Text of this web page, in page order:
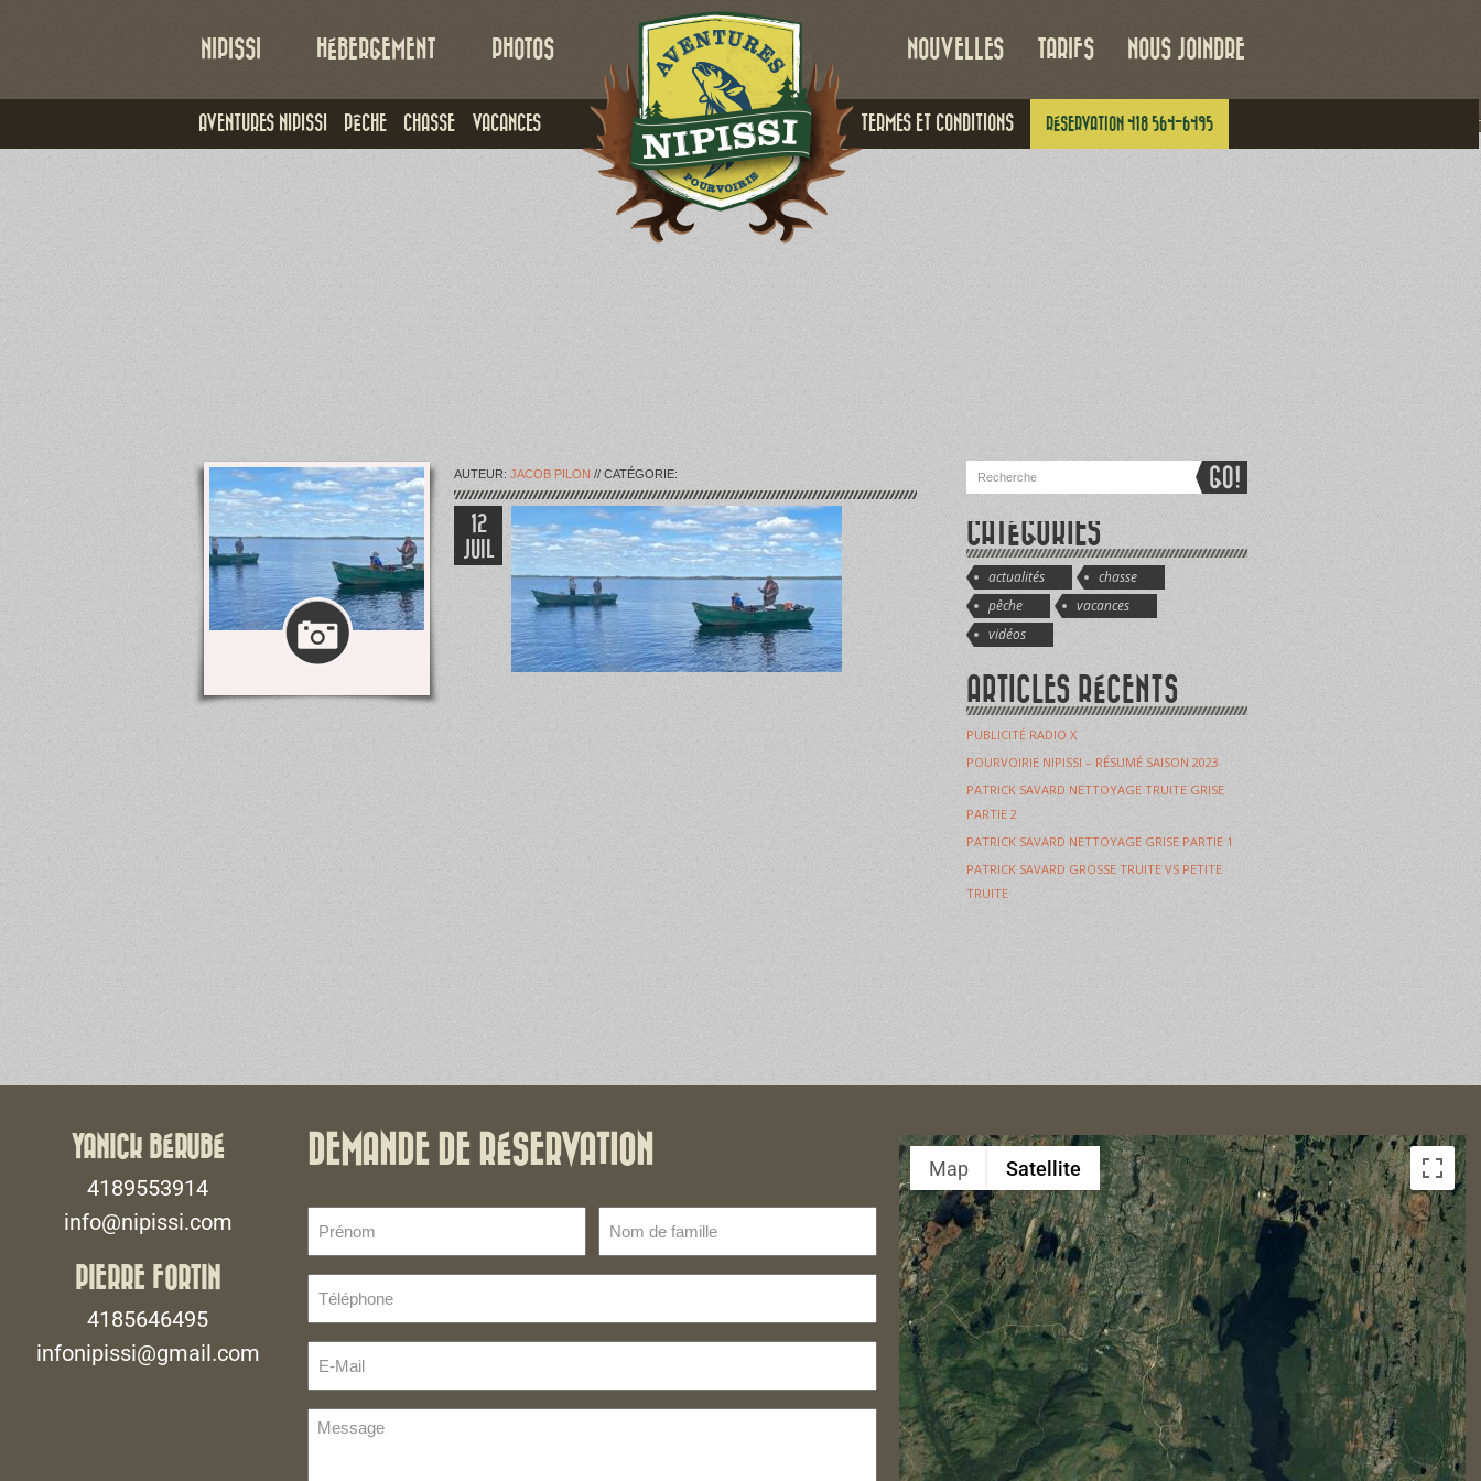
NIPISSI
AVENTURES NIPISSI PÊCHE CHASSE VACANCES TERMES ET CONDITIONS RÉSERVATION 418 564-6495
HÉBERGEMENT PHOTOS NOUVELLES TARIFS NOUS JOINDRE
AUTEUR: JACOB PILON // CATÉGORIE:
12
JUIL
CATÉGORIES
actualités
chasse
pêche
vacances
vidéos
ARTICLES RÉCENTS
PUBLICITÉ RADIO X
POURVOIRIE NIPISSI – RÉSUMÉ SAISON 2023
PATRICK SAVARD NETTOYAGE TRUITE GRISE
PARTIE 2
PATRICK SAVARD NETTOYAGE GRISE PARTIE 1
PATRICK SAVARD GROSSE TRUITE VS PETITE
TRUITE
YANICK BÉRUBÉ
4189553914
info@nipissi.com
PIERRE FORTIN
4185646495
infonipissi@gmail.com
DEMANDE DE RÉSERVATION
(Nécessaire)
de
(Nécessaire)
Mail
Message
Map Satellite